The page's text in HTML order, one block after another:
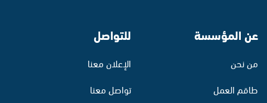
عن المؤسسة
من نحن
طاقم العمل
للتواصل
الإعلان معنا
تواصل معنا